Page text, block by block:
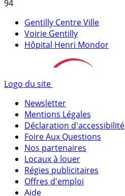
94
Gentilly Centre Ville
Voirie Gentilly
Hôpital Henri Mondor
Logo du site
Newsletter
Mentions Légales
Déclaration d'accessibilité
Foire Aux Questions
Nos partenaires
Locaux à louer
Régies publicitaires
Offres d'emploi
Aide